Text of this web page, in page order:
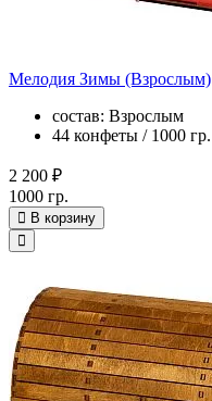
Мелодия Зимы (Взрослым)
состав: Взрослым
44 конфеты / 1000 гр.
2 200 ₽
1000 гр.
В корзину